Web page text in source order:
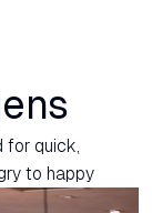
for quick,
to happy